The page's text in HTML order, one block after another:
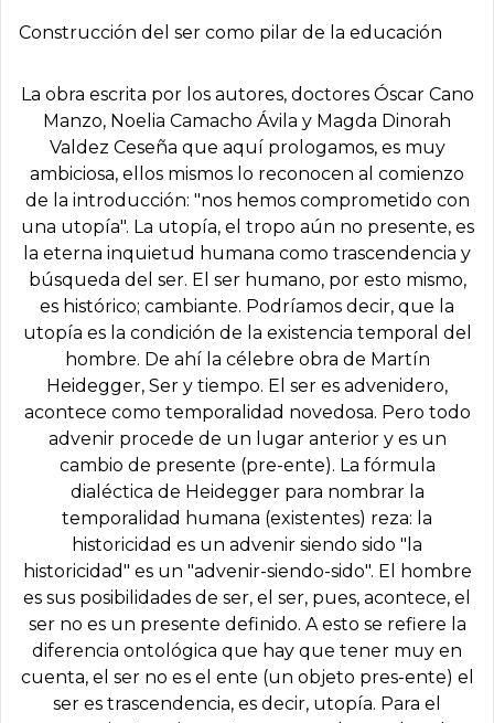
Construcción del ser como pilar de la educación
La obra escrita por los autores, doctores Óscar Cano
Manzo, Noelia Camacho Ávila y Magda Dinorah
Valdez Ceseña que aquí prologamos, es muy
ambiciosa, ellos mismos lo reconocen al comienzo
de la introducción: "nos hemos comprometido con
una utopía". La utopía, el tropo aún no presente, es
la eterna inquietud humana como trascendencia y
búsqueda del ser. El ser humano, por esto mismo,
es histórico; cambiante. Podríamos decir, que la
utopía es la condición de la existencia temporal del
hombre. De ahí la célebre obra de Martín
Heidegger, Ser y tiempo. El ser es advenidero,
acontece como temporalidad novedosa. Pero todo
advenir procede de un lugar anterior y es un
cambio de presente (pre-ente). La fórmula
dialéctica de Heidegger para nombrar la
temporalidad humana (existentes) reza: la
historicidad es un advenir siendo sido "la
historicidad" es un "advenir-siendo-sido". El hombre
es sus posibilidades de ser, el ser, pues, acontece, el
ser no es un presente definido. A esto se refiere la
diferencia ontológica que hay que tener muy en
cuenta, el ser no es el ente (un objeto pres-ente) el
ser es trascendencia, es decir, utopía. Para el